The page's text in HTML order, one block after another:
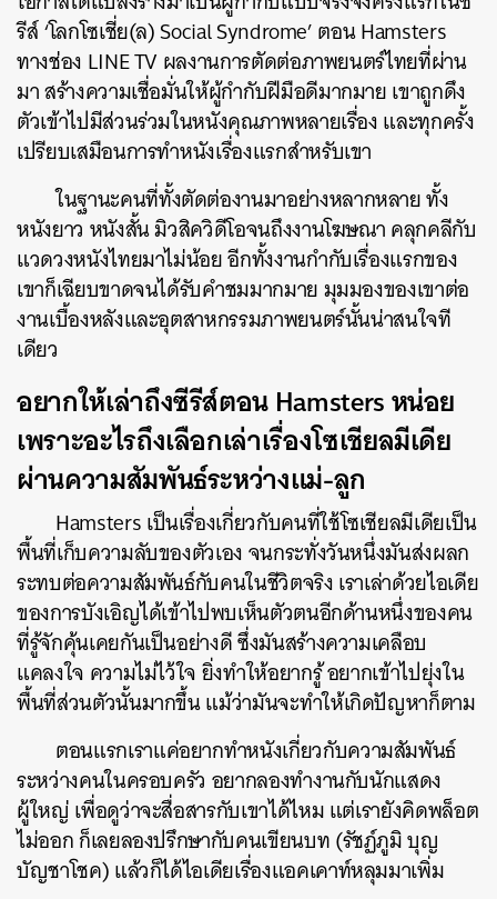
รีส์ ‘โลกโซเชี่ย(ล) Social Syndrome’ ตอน Hamsters
ทางช่อง LINE TV ผลงานการตัดต่อภาพยนตร์ไทยที่ผ่าน
มา สร้างความเชื่อมั่นให้ผู้กำกับฝีมือดีมากมาย เขาถูกดึง
ตัวเข้าไปมีส่วนร่วมในหนังคุณภาพหลายเรื่อง และทุกครั้ง
เปรียบเสมือนการทำหนังเรื่องแรกสำหรับเขา
ในฐานะคนที่ทั้งตัดต่องานมาอย่างหลากหลาย ทั้ง
หนังยาว หนังสั้น มิวสิควิดีโอจนถึงงานโฆษณา คลุกคลีกับ
แวดวงหนังไทยมาไม่น้อย อีกทั้งงานกำกับเรื่องแรกของ
เขาก็เฉียบขาดจนได้รับคำชมมากมาย มุมมองของเขาต่อ
งานเบื้องหลังและอุตสาหกรรมภาพยนตร์นั้นน่าสนใจที
เดียว
อยากให้เล่าถึงซีรีส์ตอน Hamsters หน่อย
เพราะอะไรถึงเลือกเล่าเรื่องโซเชียลมีเดีย
ผ่านความสัมพันธ์ระหว่างแม่-ลูก
Hamsters เป็นเรื่องเกี่ยวกับคนที่ใช้โซเชียลมีเดียเป็น
พื้นที่เก็บความลับของตัวเอง จนกระทั่งวันหนึ่งมันส่งผลก
ระทบต่อความสัมพันธ์กับคนในชีวิตจริง เราเล่าด้วยไอเดีย
ของการบังเอิญได้เข้าไปพบเห็นตัวตนอีกด้านหนึ่งของคน
ที่รู้จักคุ้นเคยกันเป็นอย่างดี ซึ่งมันสร้างความเคลือบ
แคลงใจ ความไม่ไว้ใจ ยิ่งทำให้อยากรู้ อยากเข้าไปยุ่งใน
พื้นที่ส่วนตัวนั้นมากขึ้น แม้ว่ามันจะทำให้เกิดปัญหาก็ตาม
ตอนแรกเราแค่อยากทำหนังเกี่ยวกับความสัมพันธ์
ระหว่างคนในครอบครัว อยากลองทำงานกับนักแสดง
ผู้ใหญ่ เพื่อดูว่าจะสื่อสารกับเขาได้ไหม แต่เรายังคิดพล็อต
ไม่ออก ก็เลยลองปรึกษากับคนเขียนบท (รัชฏ์ภูมิบุญ
บัญชาโชค)แล้วก็ได้ไอเดียเรื่องแอคเคาท์หลุมมาเพิ่ม